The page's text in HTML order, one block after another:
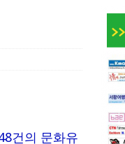
건의 문화유